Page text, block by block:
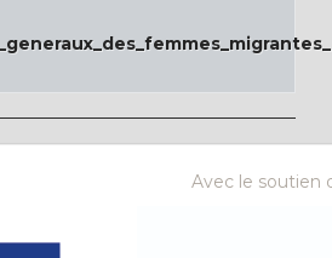
Avec le soutien